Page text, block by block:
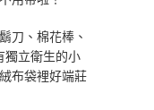
刀、棉花棒、
獨立衛生的小
布袋裡好端莊